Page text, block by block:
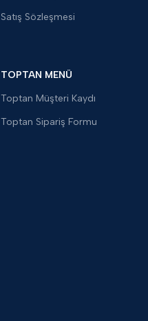
Satış Sözleşmesi
TOPTAN MENÜ
Toptan Müşteri Kaydı
Toptan Sipariş Formu